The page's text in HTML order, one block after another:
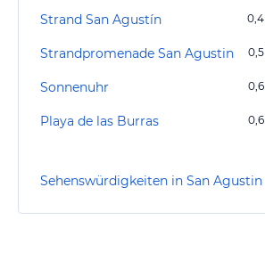
Strand San Agustín 0,4
Strandpromenade San Agustin 0,5
Sonnenuhr 0,6
Playa de las Burras 0,6
Sehenswürdigkeiten in San Agustin